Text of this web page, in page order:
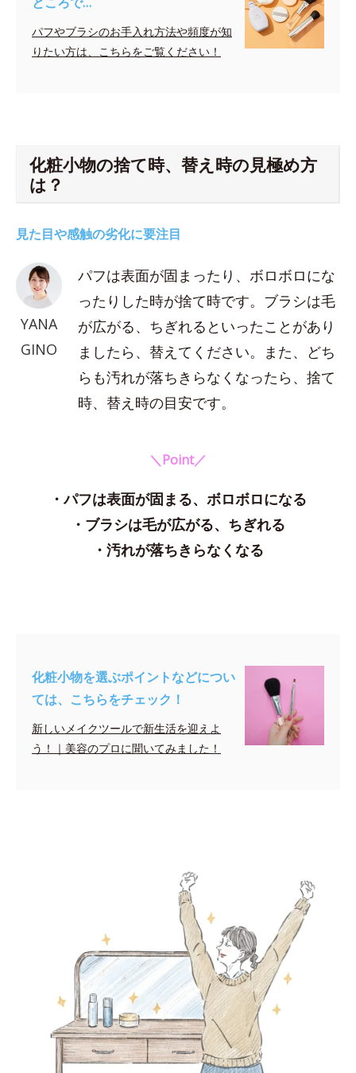
パフやブラシのお手入れ方法や頻度が知
りたい方は、こちらをご覧ください！
化粧小物の捨て時、替え時の見極め方
は？
見た目や感触の劣化に要注目
YANA
GINO
パフは表面が固まったり、ボロボロにな
ったりした時が捨て時です。ブラシは毛
が広がる、ちぎれるといったことがあり
ましたら、替えてください。また、どち
らも汚れが落ちきらなくなったら、捨て
時、替え時の目安です。
＼Point／
・パフは表面が固まる、ボロボロになる
・ブラシは毛が広がる、ちぎれる
・汚れが落ちきらなくなる
化粧小物を選ぶポイントなどについ
ては、こちらをチェック！
新しいメイクツールで新生活を迎えよ
う！｜美容のプロに聞いてみました！